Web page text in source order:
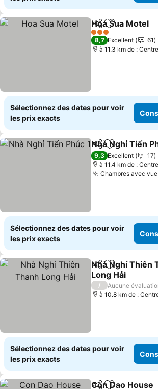
PartagerAjouter à
Hoa Sua Motel
3 Étoiles
8,7 Excellent
61
à 11.3 km de :
Sélectionnez des dates pour voir
les prix exacts
PartagerAjouter à
Nhà Nghỉ Tiến
9,3 Excellent
17
à 11.4 km de :
Chambres avec
Sélectionnez des dates pour voir
les prix exacts
PartagerAjouter à
Nhà Nghỉ Thiên
Long Hải
Consulter les
/
Aucune
à 10.8 km de :
Sélectionnez des dates pour voir
les prix exacts
Con Dao House